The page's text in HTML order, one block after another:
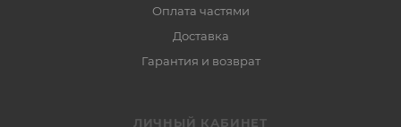
Оплата частями
Доставка
Гарантия и возврат
ЛИЧНЫЙ КАБИНЕТ